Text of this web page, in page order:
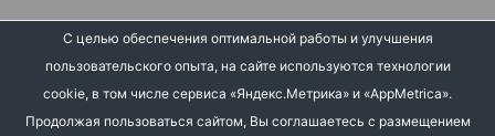
© 2026 Ялтинский театр им. А. П. Чехова |
сайта WebstarTechnoloy.ru
С целью обеспечения оптимальной работы и улучшения
пользовательского опыта, на сайте используются технологии
cookie, в том числе сервиса «Яндекс.Метрика» и «AppMetrica».
Продолжая пользоваться сайтом, Вы соглашаетесь с размещением